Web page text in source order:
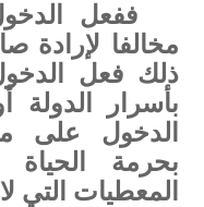
ففعل
مخالفا
ذلك فعل
بأسرار الدولة
الدخول على
بحرمة
المعطيات التي